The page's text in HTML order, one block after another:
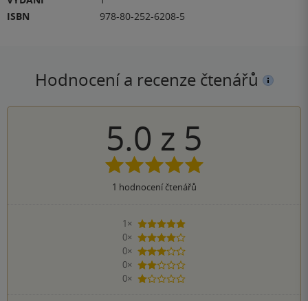
ISBN
978-80-252-6208-5
Hodnocení a recenze čtenářů
5.0 z 5
1 hodnocení čtenářů
1×
5 hvězdiček
0×
4 hvězdičky
0×
3 hvězdičky
0×
2 hvězdičky
0×
1 hvezdička